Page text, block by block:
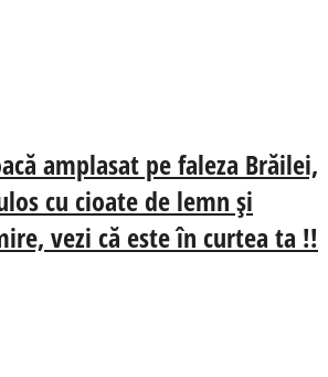
amplasat pe faleza Brăilei,
cu cioate de lemn și
vezi că este în curtea ta !!